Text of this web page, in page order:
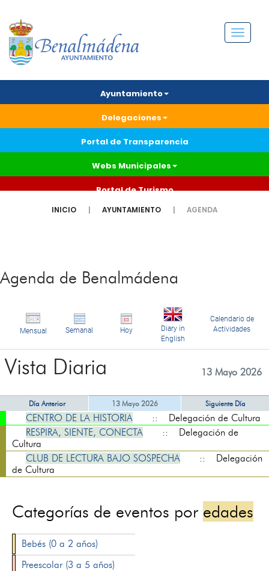
Menú
Ayuntamiento
Delegaciones
Portal de Transparencia
Webs Municipales
Portal de Turismo
INICIO AYUNTAMIENTO AGENDA
Agenda de Benalmádena
Mensual Semanal Hoy
Diary in
English
Calendario de
Actividades
Vista Diaria 13 Mayo 2026
Día Anterior 13 Mayo 2026 Siguiente Día
CENTRO DE LA HISTORIA
:: Delegación de Cultura
RESPIRA, SIENTE, CONECTA
:: Delegación de
Cultura
CLUB DE LECTURA BAJO SOSPECHA
:: Delegación
de Cultura
Categorías de eventos por edades
Bebés (0 a 2 años)
Preescolar (3 a 5 años)